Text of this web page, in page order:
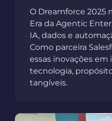
O Dreamforce 2025
Era da Agentic
IA, dados e
Como parceira
essas inovações
tecnologia,
tangíveis.